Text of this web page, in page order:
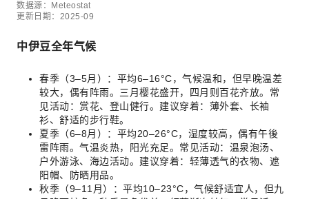
数据源：Meteostat
更新日期：2025-09
中伊豆全年气候
春季（3–5月）：平均6–16°C，气候温和，但早晚温差
较大，偶有阵雨。三月樱花盛开，四月则百花齐放。常
见活动：赏花、登山健行。建议穿着：薄外套、长袖
衫、舒适的步行鞋。
夏季（6–8月）：平均20–26°C，湿度较高，偶有午後
雷阵雨。气温炎热，阳光充足。常见活动：温泉泡汤、
户外游泳、海边活动。建议穿着：轻薄透气的衣物、遮
阳帽、防晒用品。
秋季（9–11月）：平均10–23°C，气候舒适宜人，但九